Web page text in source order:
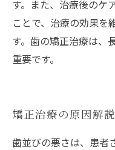
す。また、治療後のケ
ことで、治療の効果を
す。歯の矯正治療は、
重要です。
矯正治療の原因解説
歯並びの悪さは、患者